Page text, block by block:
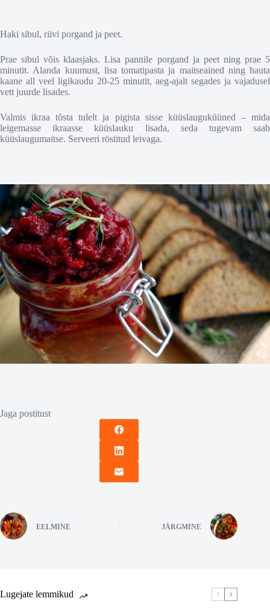
Haki sibul, riivi porgand ja peet.
Prae sibul võis klaasjaks. Lisa pannile porgand ja peet ning prae 5
minutit. Alanda kuumust, lisa tomatipasta ja maitseained ning hauta
kaane all veel ligikaudu 20-25 minutit, aeg-ajalt segades ja vajadusel
vett juurde lisades.
Valmis ikraa tõsta tulelt ja pigista sisse küüslauguküüned – mida
leigemasse ikraasse küüslauku lisada, seda tugevam saab
küüslaugumaitse. Serveeri röstitud leivaga.
Jaga postitust
EELMINE JÄRGMINE
Lugejate lemmikud